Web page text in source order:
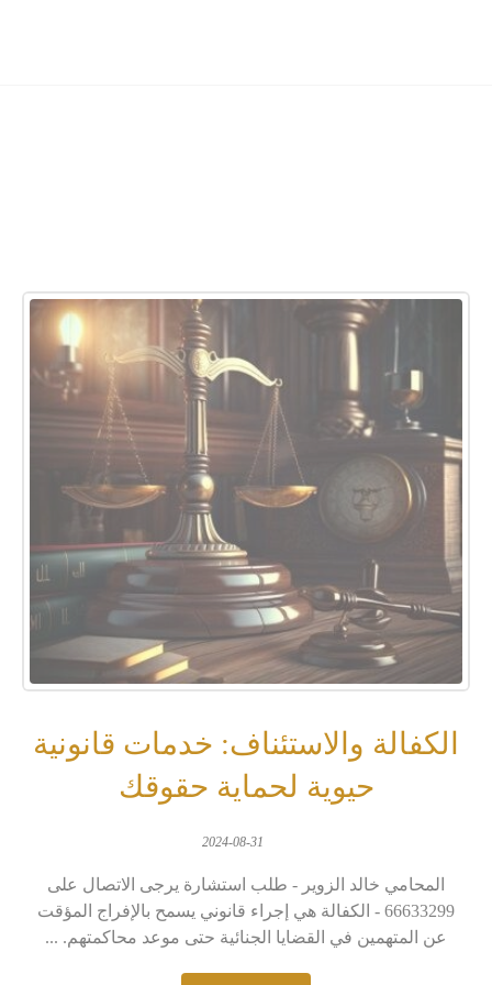
الكفالة والاستئناف: خدمات قانونية
حيوية لحماية حقوقك
2024-08-31
المحامي خالد الزوير - طلب استشارة يرجى الاتصال على
66633299 - الكفالة هي إجراء قانوني يسمح بالإفراج المؤقت
عن المتهمين في القضايا الجنائية حتى موعد محاكمتهم. ...